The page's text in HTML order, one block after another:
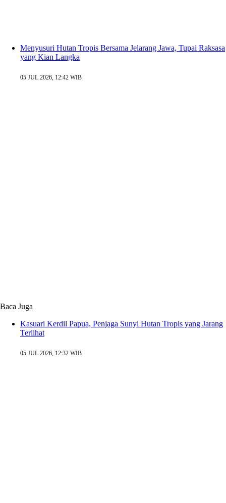
Menyusuri Hutan Tropis Bersama Jelarang Jawa, Tupai Raksasa
yang Kian Langka
05 JUL 2026, 12:42 WIB
Baca Juga
Kasuari Kerdil Papua, Penjaga Sunyi Hutan Tropis yang Jarang
Terlihat
05 JUL 2026, 12:32 WIB